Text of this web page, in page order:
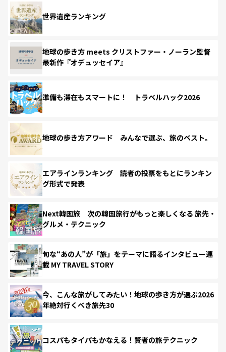
世界遺産ランキング
地球の歩き方 meets クリストファー・ノーラン監督
最新作『オデュッセイア』
準備も滞在もスマートに！ トラベルハック2026
地球の歩き方アワード みんなで選ぶ、旅のベスト。
エアラインランキング 読者の投票をもとにランキン
グ形式で発表
Next韓国旅 次の韓国旅行がもっと楽しくなる 旅先・
グルメ・テクニック
旬な“あの人”が「旅」をテーマに語るインタビュー連
載 MY TRAVEL STORY
今、こんな旅がしてみたい！地球の歩き方が選ぶ2026
年絶対行くべき旅先30
コスパもタイパもかなえる！賢者の旅テクニック